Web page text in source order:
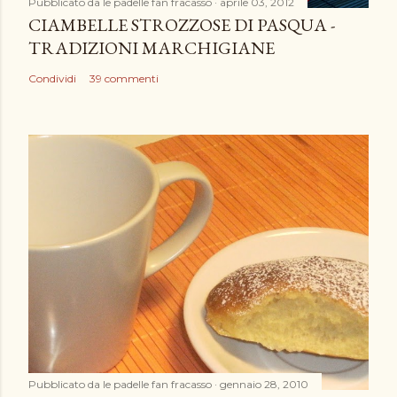
n
t
o
CIAMBELLE STROZZOSE DI PASQUA -
TRADIZIONI MARCHIGIANE
Condividi 39 commenti
Pubblicato da le padelle fan fracasso gennaio 28, 2010